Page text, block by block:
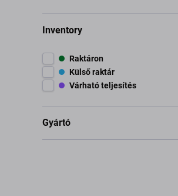
Inventory
Raktáron
Külső raktár
Várható teljesítés
Gyártó